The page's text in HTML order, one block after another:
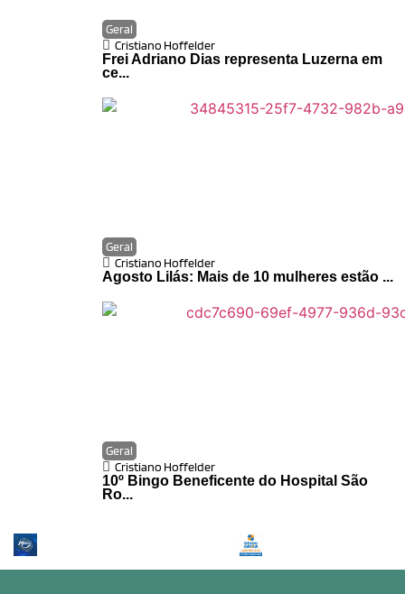
Geral
Cristiano Hoffelder
Frei Adriano Dias representa Luzerna em
ce...
Geral
Cristiano Hoffelder
Agosto Lilás: Mais de 10 mulheres estão ...
Geral
Cristiano Hoffelder
10º Bingo Beneficente do Hospital São
Ro...